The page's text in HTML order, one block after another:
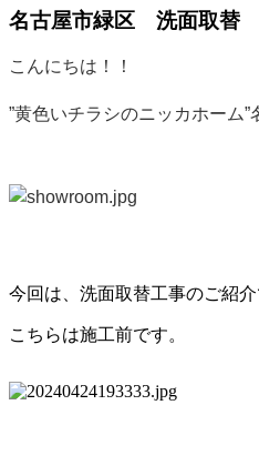
名古屋市緑区 洗面取替
こんにちは！！
”黄色いチラシのニッカホーム”
今回は、洗面取替工事のご紹介
こちらは施工前です。